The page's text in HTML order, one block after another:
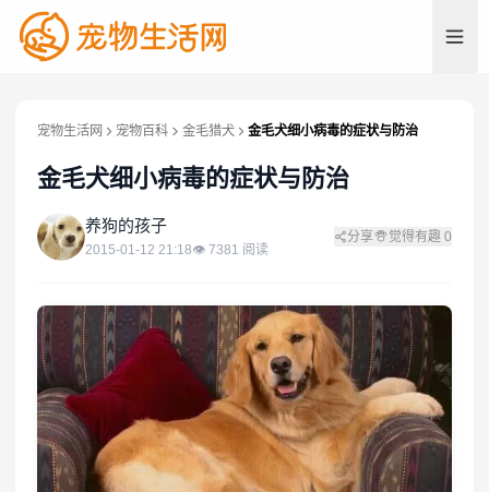
宠物生活网 宠物百科 金毛猎犬 金毛犬细小病毒的症状与防治
金毛犬细小病毒的症状与防治
养 养狗的孩子
2015-01-12 21:18👁 7381 阅读
分享 觉得有趣 0